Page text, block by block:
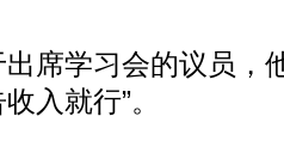
学习会的议员，
入就行”。